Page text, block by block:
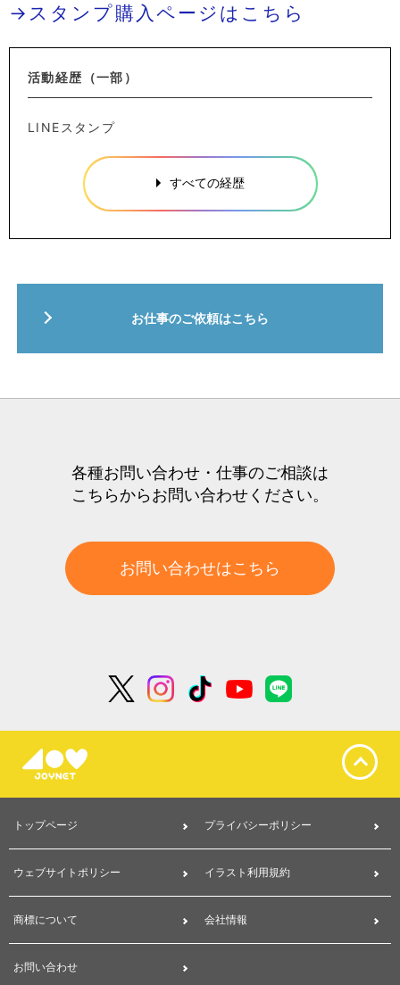
→スタンプ購入ページはこちら
活動経歴（一部）
LINEスタンプ
すべての経歴
お仕事のご依頼はこちら
各種お問い合わせ・仕事のご相談は
こちらからお問い合わせください。
お問い合わせはこちら
トップページ プライバシーポリシー
ウェブサイトポリシー イラスト利用規約
商標について 会社情報
お問い合わせ